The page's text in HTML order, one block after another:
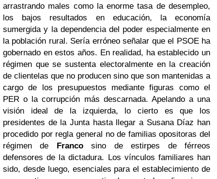
arrastrando males como la enorme tasa de desempleo,
los bajos resultados en educación, la economía
sumergida y la dependencia del poder especialmente en
la población rural. Sería erróneo señalar que el PSOE ha
gobernado en estos años. En realidad, ha establecido un
régimen que se sustenta electoralmente en la creación
de clientelas que no producen sino que son mantenidas a
cargo de los presupuestos mediante figuras como el
PER o la corrupción más descarnada. Apelando a una
visión ideal de la izquierda, lo cierto es que los
presidentes de la Junta hasta llegar a Susana Díaz han
procedido por regla general no de familias opositoras del
régimen de
Francosino de estirpes de férreos
defensores de la dictadura. Los vínculos familiares han
sido, desde luego, esenciales para el establecimiento de